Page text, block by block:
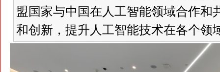
盟国家与中国在人工智能领域合作和
和创新，提升人工智能技术在各个领